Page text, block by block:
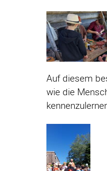
Auf diesem
wie die